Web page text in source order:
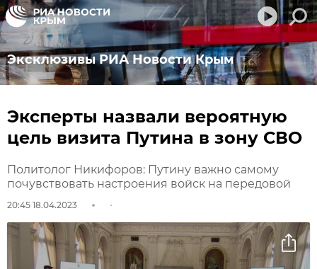
Эксклюзивы РИА Новости Крым
Эксперты назвали вероятную
цель визита Путина в зону СВО
Политолог Никифоров: Путину важно самому
почувствовать настроения войск на передовой
20:45 18.04.2023